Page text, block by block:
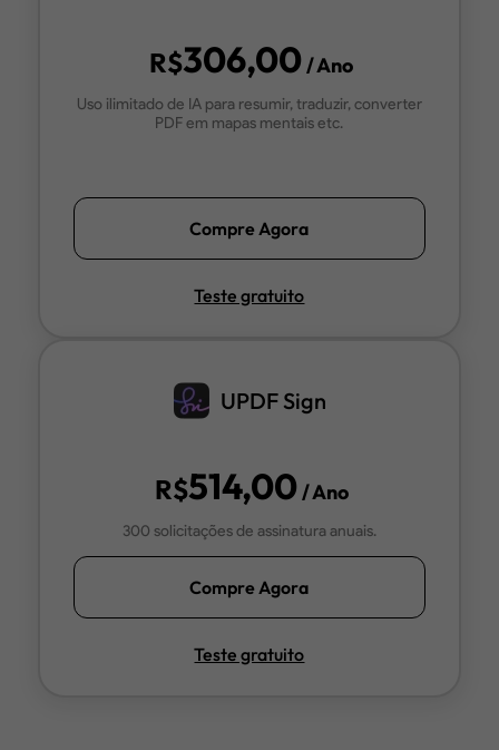
R$306,00/ Ano
Uso ilimitado de IA para resumir, traduzir, converter
PDF em mapas mentais etc.
Compre Agora
Teste gratuito
UPDF Sign
R$514,00/ Ano
300 solicitações de assinatura anuais.
Compre Agora
Teste gratuito